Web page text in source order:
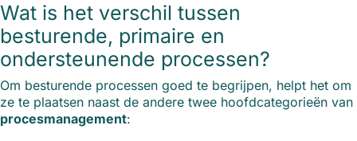
Wat is het verschil tussen
besturende, primaire en
ondersteunende processen?
Om besturende processen goed te begrijpen, helpt het om
ze te plaatsen naast de andere twee hoofdcategorieën van
procesmanagement: